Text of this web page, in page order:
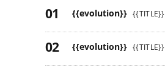
{{evolution}} {{TITLE}}
{{evolution}} {{TITLE}}